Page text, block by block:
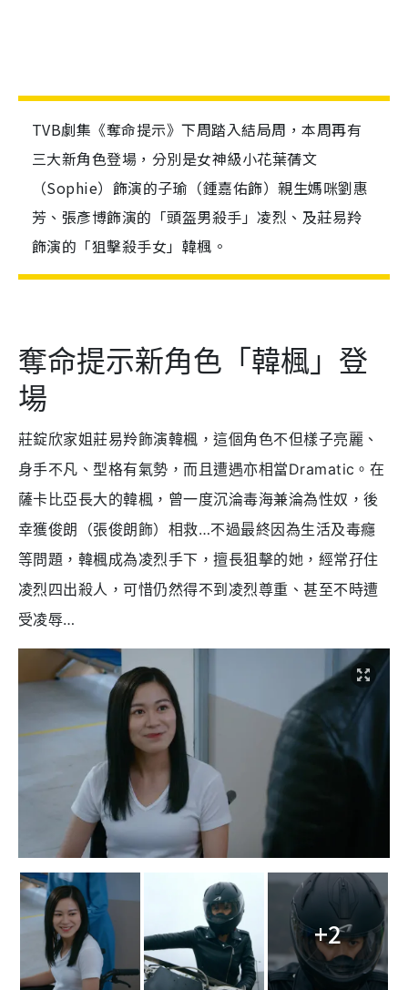
TVB劇集《奪命提示》下周踏入結局周，本周再有
三大新角色登場，分別是女神級小花葉蒨文
（Sophie）飾演的子瑜（鍾嘉佑飾）親生媽咪劉惠
芳、張彥博飾演的「頭盔男殺手」凌烈、及莊易羚
飾演的「狙擊殺手女」韓楓。
奪命提示新角色「韓楓」登
場
莊錠欣家姐莊易羚飾演韓楓，這個角色不但樣子亮麗、
身手不凡、型格有氣勢，而且遭遇亦相當Dramatic。在
薩卡比亞長大的韓楓，曾一度沉淪毒海兼淪為性奴，後
幸獲俊朗（張俊朗飾）相救…不過最終因為生活及毒癮
等問題，韓楓成為凌烈手下，擅長狙擊的她，經常孖住
凌烈四出殺人，可惜仍然得不到凌烈尊重、甚至不時遭
受凌辱…
+2